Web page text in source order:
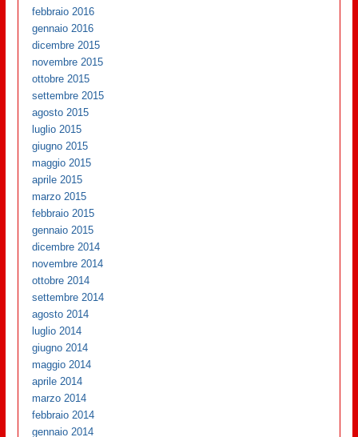
febbraio 2016
gennaio 2016
dicembre 2015
novembre 2015
ottobre 2015
settembre 2015
agosto 2015
luglio 2015
giugno 2015
maggio 2015
aprile 2015
marzo 2015
febbraio 2015
gennaio 2015
dicembre 2014
novembre 2014
ottobre 2014
settembre 2014
agosto 2014
luglio 2014
giugno 2014
maggio 2014
aprile 2014
marzo 2014
febbraio 2014
gennaio 2014